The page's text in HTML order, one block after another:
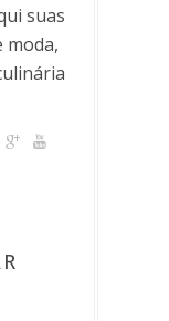
suas
moda,